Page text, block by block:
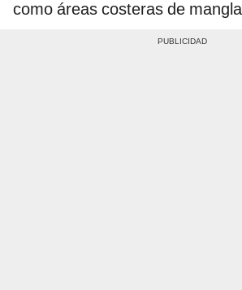
como áreas costeras de